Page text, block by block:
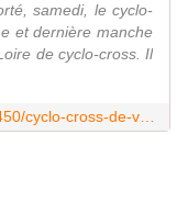
samedi, le cyclo-
et dernière manche
de cyclo-cross. Il